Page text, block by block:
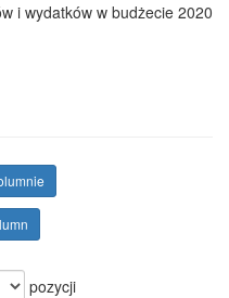
i wydatków w budżecie 2020
pozycji